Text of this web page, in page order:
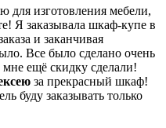
для изготовления мебели,
Я заказывала шкаф-купе в
и заканчивая
Все было сделано очень
ещё скидку сделали!
за прекрасный шкаф!
буду заказывать только